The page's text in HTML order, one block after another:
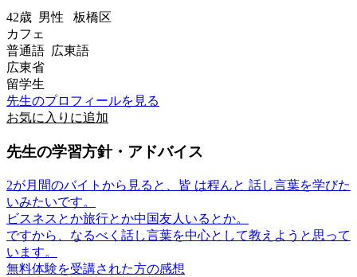
42歳 男性 板橋区
カフェ
普通語 広東語
広東省
留学生
先生のプロフィールを見る
お気に入りに追加
先生の学習方針・アドバイス
2が月間のバイトから見ると、皆 は程んと 話し言葉を学びた
いみたいです。
ビスネスとか旅行とか中国友人いるとか。
ですから、なるべく話し言葉を中心として教えようと思って
います。
無料体験を受講された方の感想